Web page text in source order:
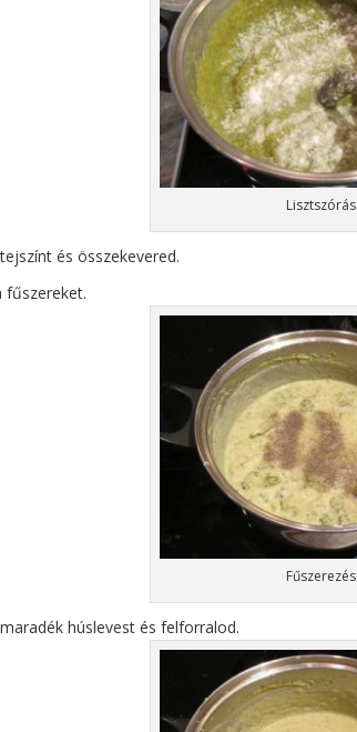
Lisztszórás
és összekevered.
fűszereket.
Fűszerezés
húslevest és felforralod.